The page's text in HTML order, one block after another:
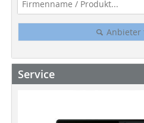
Anbieter
Service